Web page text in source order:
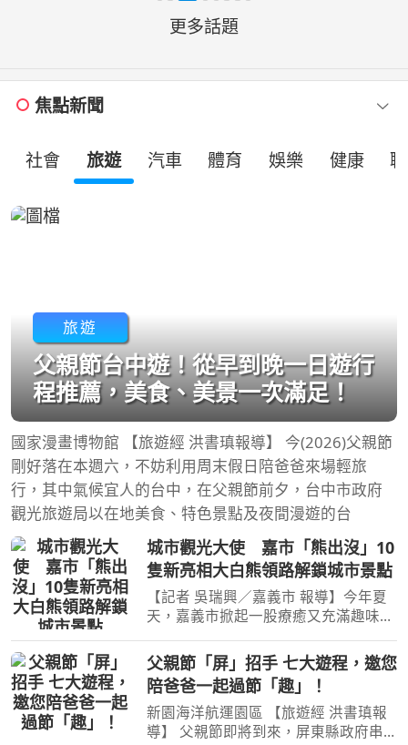
更多話題
焦點新聞
社會 旅遊 汽車 體育 娛樂 健康
旅遊
父親節台中遊！從早到晚一日遊行
程推薦，美食、美景一次滿足！
國家漫畫博物館 【旅遊經 洪書瑱報導】 今(2026)父親節
剛好落在本週六，不妨利用周末假日陪爸爸來場輕旅
行，其中氣候宜人的台中，在父親節前夕，台中市政府
觀光旅遊局以在地美食、特色景點及夜間漫遊的台
城市觀光大使 嘉市「熊出沒」10
隻新亮相大白熊領路解鎖城市景點
【記者 吳瑞興／嘉義市 報導】今年夏
天，嘉義市掀起一股療癒又充滿趣味的
SMART經典繪本延伸而來的「大白
熊」，化身最萌城市領航員，陸續現身
嘉義市各大景點。隨著嘉義市長
父親節「屏」招手 七大遊程，邀您
陪爸爸一起過節「趣」！
新園海洋航運園區 【旅遊經 洪書瑱報
導】 父親節即將到來，屏東縣政府串